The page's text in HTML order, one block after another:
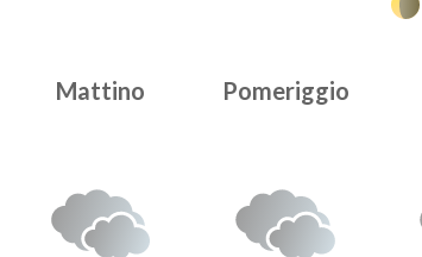
Mattino Pomeriggio